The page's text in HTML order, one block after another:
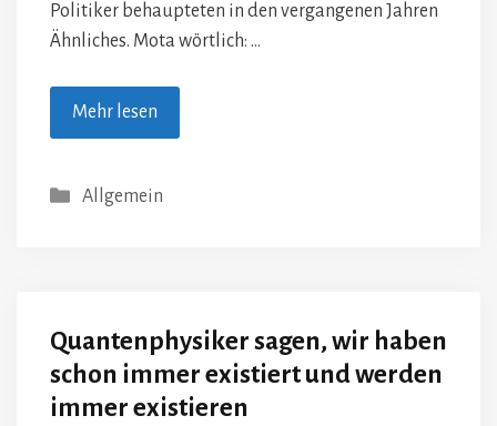
Politiker behaupteten in den vergangenen Jahren
Ähnliches. Mota wörtlich: …
Mehr lesen
Kategorien
Allgemein
Quantenphysiker sagen, wir haben
schon immer existiert und werden
immer existieren